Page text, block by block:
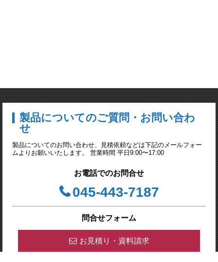
製品についてのご質問・お問い合わ
せ
製品についてのお問い合わせ、見積依頼などは下記のメールフォー
ムよりお願いいたします。 営業時間 平日9:00〜17:00
お電話でのお問合せ
045-443-7187
問合せフォーム
お見積り・資料請求